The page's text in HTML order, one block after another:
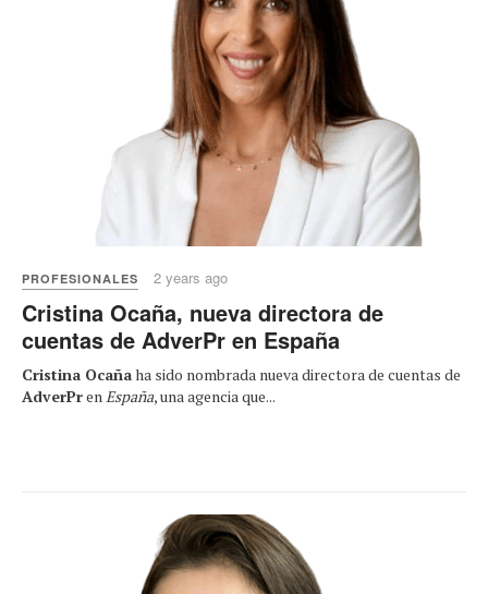
PROFESIONALES 2 years ago
Cristina Ocaña, nueva directora de
cuentas de AdverPr en España
Cristina Ocañaha sido nombrada nueva directora de cuentas de
AdverPrenEspaña, una agencia que...